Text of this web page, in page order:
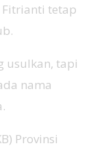
Fitrianti tetap
usulkan, tapi
nama
Provinsi